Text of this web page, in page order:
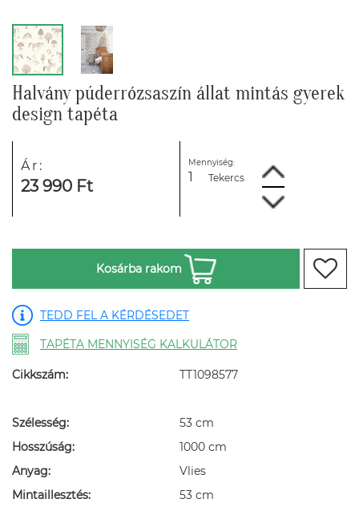
Halvány púderrózsaszín állat mintás gyerek
design tapéta
Ár:
23 990 Ft
Mennyiség:
Tekercs
Kosárba rakom
TEDD FEL A KÉRDÉSEDET
TAPÉTA MENNYISÉG KALKULÁTOR
Cikkszám: TT1098577
Szélesség:
53 cm
Hosszúság:
1000 cm
Anyag:
Vlies
Mintaillesztés:
53 cm